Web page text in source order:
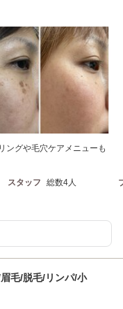
グや毛穴ケアメニューも
スタッフ 総数4人
毛/脱毛/リンパ/小